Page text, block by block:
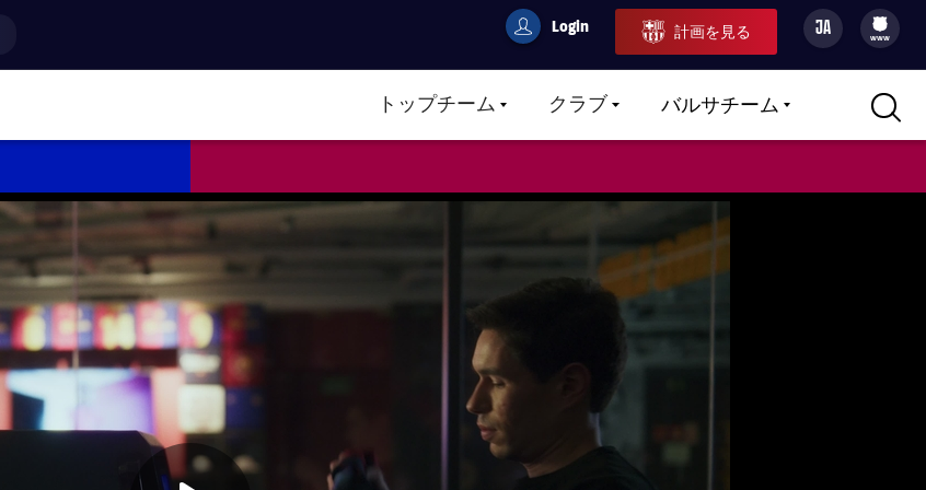
userCulers
Login 計画を見る JA
filled-badge
www
トップチームLABEL.ARIA.CARETDOWN
クラブLABEL.ARIA.CARETDOWN
バルサチームLABEL.ARIA.CARETDOWN